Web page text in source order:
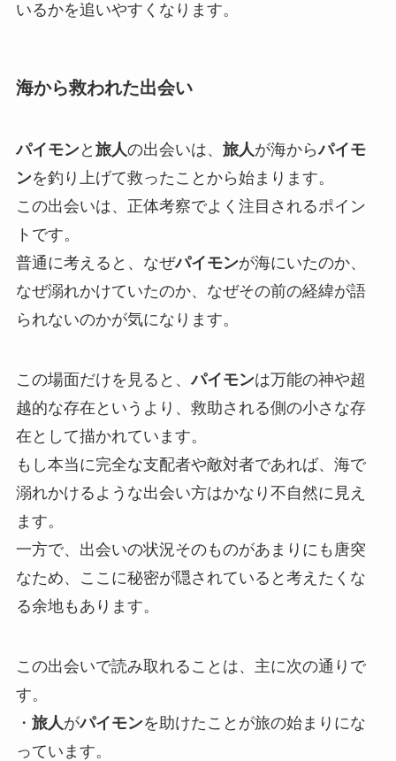
いるかを追いやすくなります。
海から救われた出会い
パイモンと 旅人の出会いは、 旅人 が海からパイモ
ンを釣り上げて救ったことから始まります。
この出会いは、正体考察でよく注目されるポイン
トです。
普通に考えると、なぜパイモンが海にいたのか、
なぜ溺れかけていたのか、なぜその前の経緯が語
られないのかが気になります。
この場面だけを見ると、パイモンは万能の神や超
越的な存在というより、救助される側の小さな存
在として描かれています。
もし本当に完全な支配者や敵対者であれば、海で
溺れかけるような出会い方はかなり不自然に見え
ます。
一方で、出会いの状況そのものがあまりにも唐突
なため、ここに秘密が隠されていると考えたくな
る余地もあります。
この出会いで読み取れることは、主に次の通りで
す。
・ 旅人 がパイモンを助けたことが旅の始まりにな
っています。